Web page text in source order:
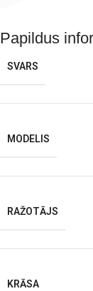
Papildus
SVARS
MODELIS
RAŽOTĀJS
KRĀSA